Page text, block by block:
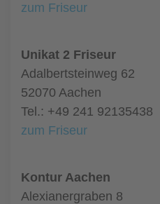
zum Friseur
Unikat 2 Friseur
Adalbertsteinweg 62
52070 Aachen
Tel.: +49 241 92135438
zum Friseur
Kontur Aachen
Alexianergraben 8